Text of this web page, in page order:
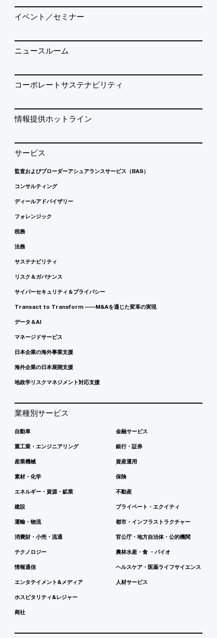
イベント／セミナー
ニュースルーム
コーポレートサステナビリティ
情報提供ホットライン
サービス
監査およびブローダーアシュアランスサービス（BAS）
コンサルティング
ディールアドバイザリー
フォレンジック
税務
法務
サステナビリティ
リスク＆ガバナンス
サイバーセキュリティ＆プライバシー
Transact to Transform ――M&Aを通じた変革の実現
データ＆AI
マネージドサービス
日本企業の海外事業支援
海外企業の日本展開支援
地政学リスクマネジメント対応支援
業種別サービス
自動車
重工業・エンジニアリング
産業機械
素材・化学
エネルギー・資源・鉱業
建設
運輸・物流
消費財・小売・流通
テクノロジー
情報通信
エンタテイメント&メディア
ホスピタリティ&レジャー
商社
金融サービス
銀行・証券
資産運用
保険
不動産
プライベート・エクイティ
都市・インフラストラクチャー
官公庁・地方自治体・公的機関
農林水産・食 ・バイオ
ヘルスケア・医薬ライフサイエンス
人材サービス